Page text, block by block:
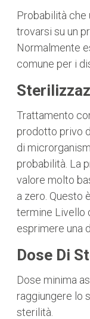
Probabilità che
trovarsi su un
Normalmente
comune per i
Trattamento
prodotto privo
di
probabilità. La
valore molto
a zero. Questo
termine Livello
esprimere una
Dose Di
Dose minima
raggiungere lo
sterilità.